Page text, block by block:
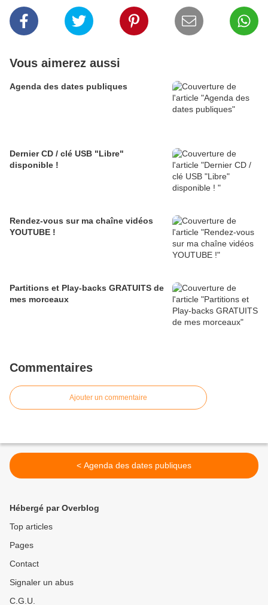
Vous aimerez aussi
Agenda des dates publiques
Dernier CD / clé USB "Libre"
disponible !
Rendez-vous sur ma chaîne vidéos
YOUTUBE !
Partitions et Play-backs GRATUITS de
mes morceaux
Commentaires
Ajouter un commentaire
< Agenda des dates publiques
Hébergé par Overblog
Top articles
Pages
Contact
Signaler un abus
C.G.U.